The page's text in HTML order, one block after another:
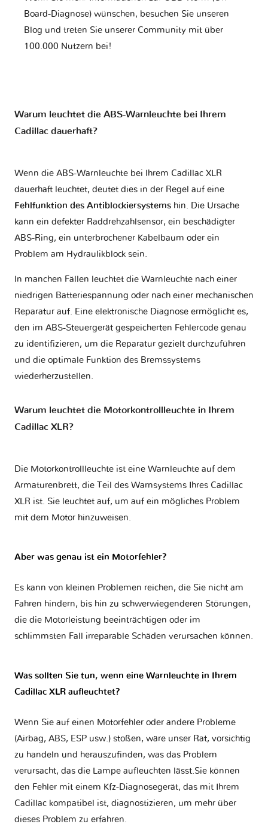
Board-Diagnose) wünschen, besuchen Sie unseren
Blog und treten Sie unserer Community mit über
100.000 Nutzern bei!
Warum leuchtet die ABS-Warnleuchte bei Ihrem
Cadillac dauerhaft?
Wenn die ABS-Warnleuchte bei Ihrem Cadillac XLR
dauerhaft leuchtet, deutet dies in der Regel auf eine
Fehlfunktion des Antiblockiersystems hin. Die Ursache
kann ein defekter Raddrehzahlsensor, ein beschädigter
ABS-Ring, ein unterbrochener Kabelbaum oder ein
Problem am Hydraulikblock sein.
In manchen Fällen leuchtet die Warnleuchte nach einer
niedrigen Batteriespannung oder nach einer mechanischen
Reparatur auf. Eine elektronische Diagnose ermöglicht es,
den im ABS-Steuergerät gespeicherten Fehlercode genau
zu identifizieren, um die Reparatur gezielt durchzuführen
und die optimale Funktion des Bremssystems
wiederherzustellen.
Warum leuchtet die Motorkontrollleuchte in Ihrem
Cadillac XLR?
Die Motorkontrollleuchte ist eine Warnleuchte auf dem
Armaturenbrett, die Teil des Warnsystems Ihres Cadillac
XLR ist. Sie leuchtet auf, um auf ein mögliches Problem
mit dem Motor hinzuweisen.
Aber was genau ist ein Motorfehler?
Es kann von kleinen Problemen reichen, die Sie nicht am
Fahren hindern, bis hin zu schwerwiegenderen Störungen,
die die Motorleistung beeinträchtigen oder im
schlimmsten Fall irreparable Schäden verursachen können.
Was sollten Sie tun, wenn eine Warnleuchte in Ihrem
Cadillac XLR aufleuchtet?
Wenn Sie auf einen Motorfehler oder andere Probleme
(Airbag, ABS, ESP usw.) stoßen, wäre unser Rat, vorsichtig
zu handeln und herauszufinden, was das Problem
verursacht, das die Lampe aufleuchten lässt.Sie können
den Fehler mit einem Kfz-Diagnosegerät, das mit Ihrem
Cadillac kompatibel ist, diagnostizieren, um mehr über
dieses Problem zu erfahren.